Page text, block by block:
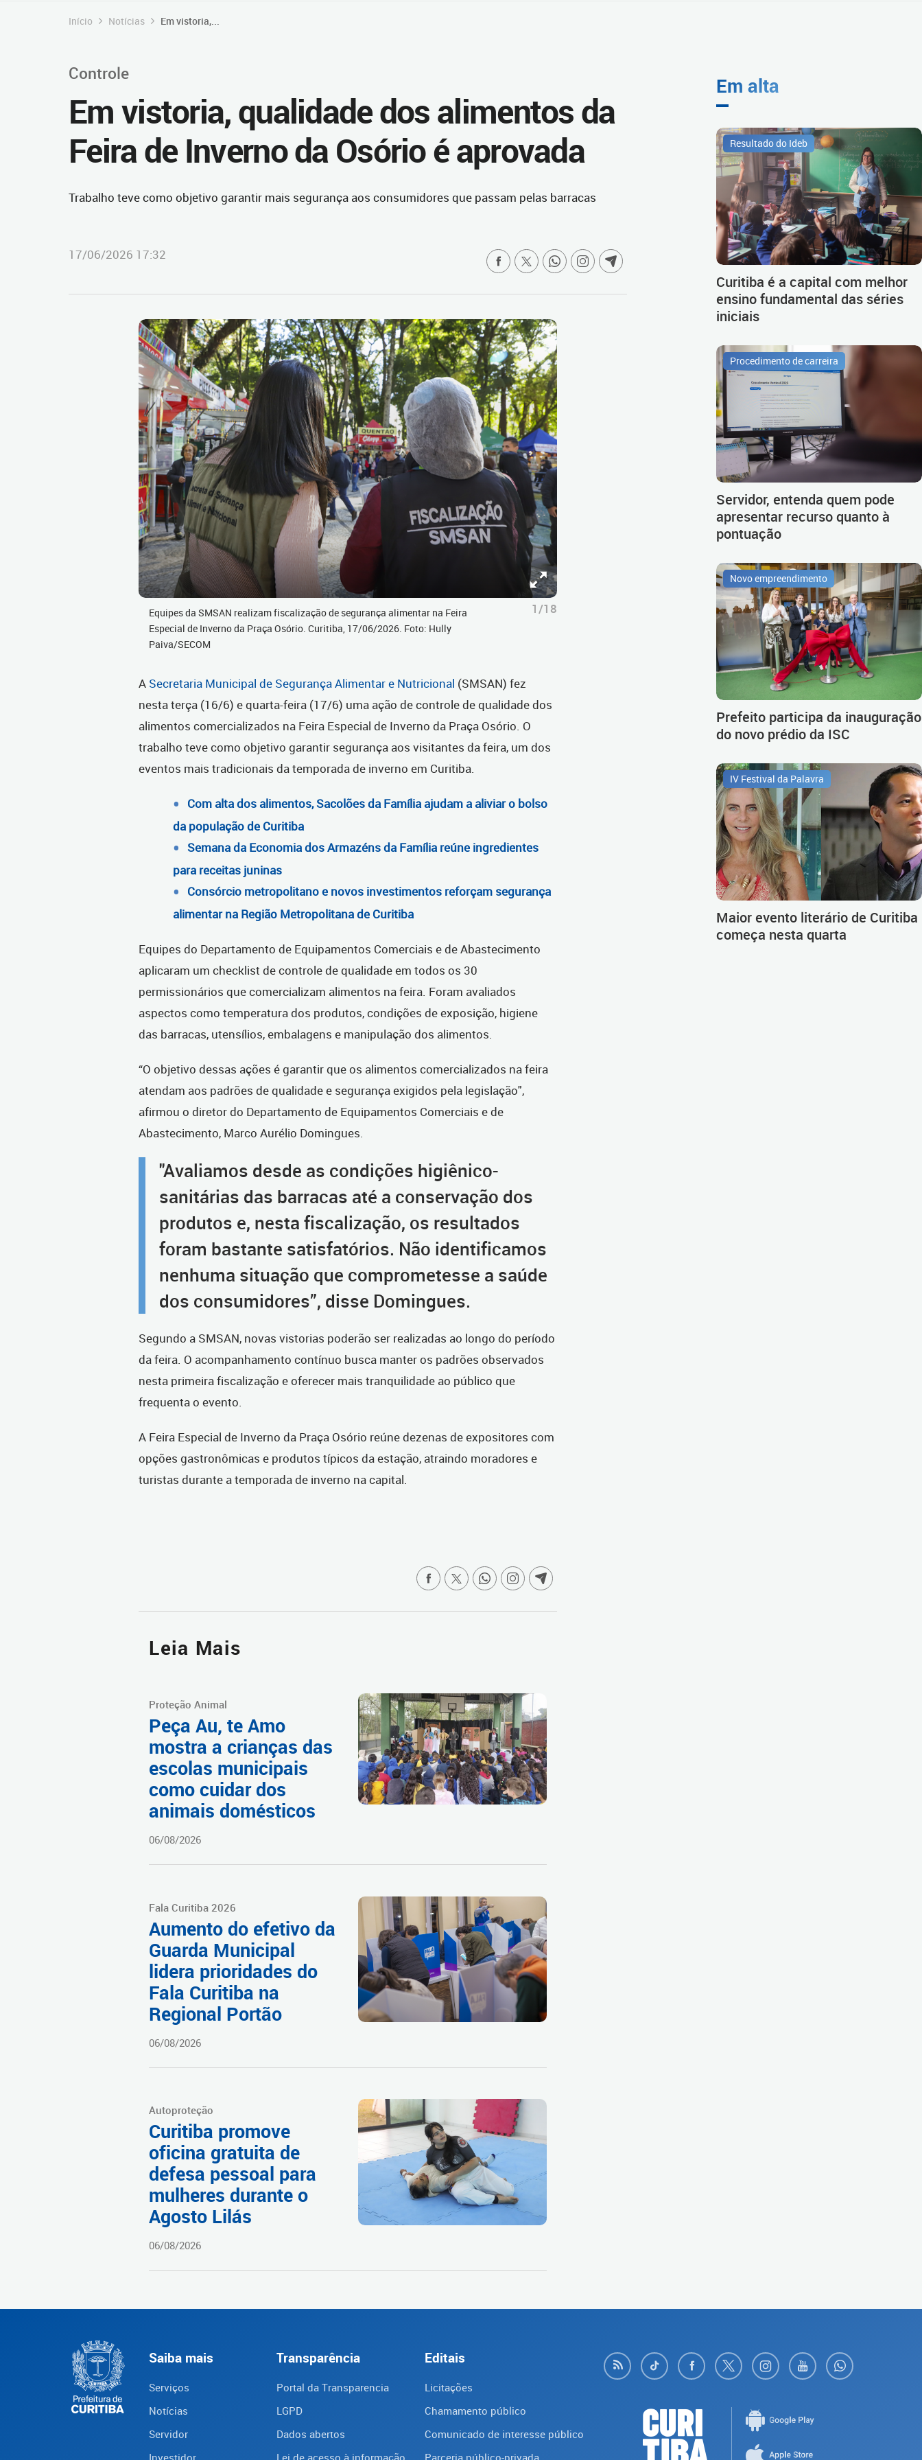
Início Notícias Em vistoria,...
Controle
Em vistoria, qualidade dos alimentos da
Feira de Inverno da Osório é aprovada
Trabalho teve como objetivo garantir mais segurança aos consumidores que passam pelas barracas
17/06/2026 17:32
Equipes da SMSAN realizam fiscalização de segurança alimentar na Feira
Especial de Inverno da Praça Osório. Curitiba, 17/06/2026. Foto: Hully
Paiva/SECOM
1/18
A Secretaria Municipal de Segurança Alimentar e Nutricional (SMSAN) fez
nesta terça (16/6) e quarta-feira (17/6) uma ação de controle de qualidade dos
alimentos comercializados na Feira Especial de Inverno da Praça Osório. O
trabalho teve como objetivo garantir segurança aos visitantes da feira, um dos
eventos mais tradicionais da temporada de inverno em Curitiba.
Com alta dos alimentos, Sacolões da Família ajudam a aliviar o bolso
da população de Curitiba
Semana da Economia dos Armazéns da Família reúne ingredientes
para receitas juninas
Consórcio metropolitano e novos investimentos reforçam segurança
alimentar na Região Metropolitana de Curitiba
Equipes do Departamento de Equipamentos Comerciais e de Abastecimento
aplicaram um checklist de controle de qualidade em todos os 30
permissionários que comercializam alimentos na feira. Foram avaliados
aspectos como temperatura dos produtos, condições de exposição, higiene
das barracas, utensílios, embalagens e manipulação dos alimentos.
“O objetivo dessas ações é garantir que os alimentos comercializados na feira
atendam aos padrões de qualidade e segurança exigidos pela legislação",
afirmou o diretor do Departamento de Equipamentos Comerciais e de
Abastecimento, Marco Aurélio Domingues.
"Avaliamos desde as condições higiênico-
sanitárias das barracas até a conservação dos
produtos e, nesta fiscalização, os resultados
foram bastante satisfatórios. Não identificamos
nenhuma situação que comprometesse a saúde
dos consumidores”, disse Domingues.
Segundo a SMSAN, novas vistorias poderão ser realizadas ao longo do período
da feira. O acompanhamento contínuo busca manter os padrões observados
nesta primeira fiscalização e oferecer mais tranquilidade ao público que
frequenta o evento.
A Feira Especial de Inverno da Praça Osório reúne dezenas de expositores com
opções gastronômicas e produtos típicos da estação, atraindo moradores e
turistas durante a temporada de inverno na capital.
Leia Mais
Proteção Animal
Peça Au, te Amo
mostra a crianças das
escolas municipais
como cuidar dos
animais domésticos
06/08/2026
Fala Curitiba 2026
Aumento do efetivo da
Guarda Municipal
lidera prioridades do
Fala Curitiba na
Regional Portão
06/08/2026
Autoproteção
Curitiba promove
oficina gratuita de
defesa pessoal para
mulheres durante o
Agosto Lilás
06/08/2026
Em alta
Resultado do Ideb
Curitiba é a capital com melhor
ensino fundamental das séries
iniciais
Procedimento de carreira
Servidor, entenda quem pode
apresentar recurso quanto à
pontuação
Novo empreendimento
Prefeito participa da inauguração
do novo prédio da ISC
IV Festival da Palavra
Maior evento literário de Curitiba
começa nesta quarta
Saiba mais
Serviços
Notícias
Servidor
Investidor
Transparência
Portal da Transparencia
LGPD
Dados abertos
Lei de acesso à informação
Editais
Licitações
Chamamento público
Comunicado de interesse público
Parceria público-privada